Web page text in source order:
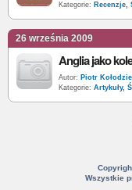
Kategorie: Recenzje,
26 września 2009
Anglia jako
Autor: Piotr
Kategorie: Artykuły,
Wszystkie